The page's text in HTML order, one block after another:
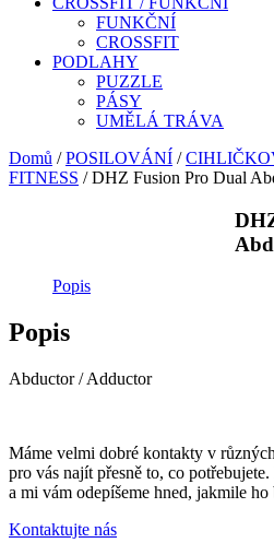
FUNKČNÍ
CROSSFIT
PODLAHY
PUZZLE
PÁSY
UMĚLÁ TRÁVA
Domů /POSILOVÁNÍ /
FITNESS / DHZ Fusion Pro Dual
Popis
Popis
Abductor / Adductor
Máme velmi dobré kontakty v
pro vás najít přesně to, co
a mi vám odepíšeme hned, jakmile
Kontaktujte nás